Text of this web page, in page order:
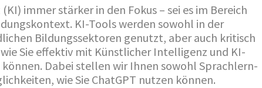
immer stärker in den Fokus – sei es im Bereich
KI-Tools werden sowohl in der
Bildungssektoren genutzt, aber auch kritisch
Sie effektiv mit Künstlicher Intelligenz und KI-
Dabei stellen wir Ihnen sowohl Sprachlern-
wie Sie ChatGPT nutzen können.